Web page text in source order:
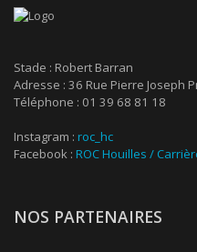
Stade : Robert Barran
Adresse : 36 Rue Pierre Joseph
Téléphone : 01 39 68 81 18
Instagram : roc_hc
Facebook : ROC Houilles /
NOS PARTENAIRES